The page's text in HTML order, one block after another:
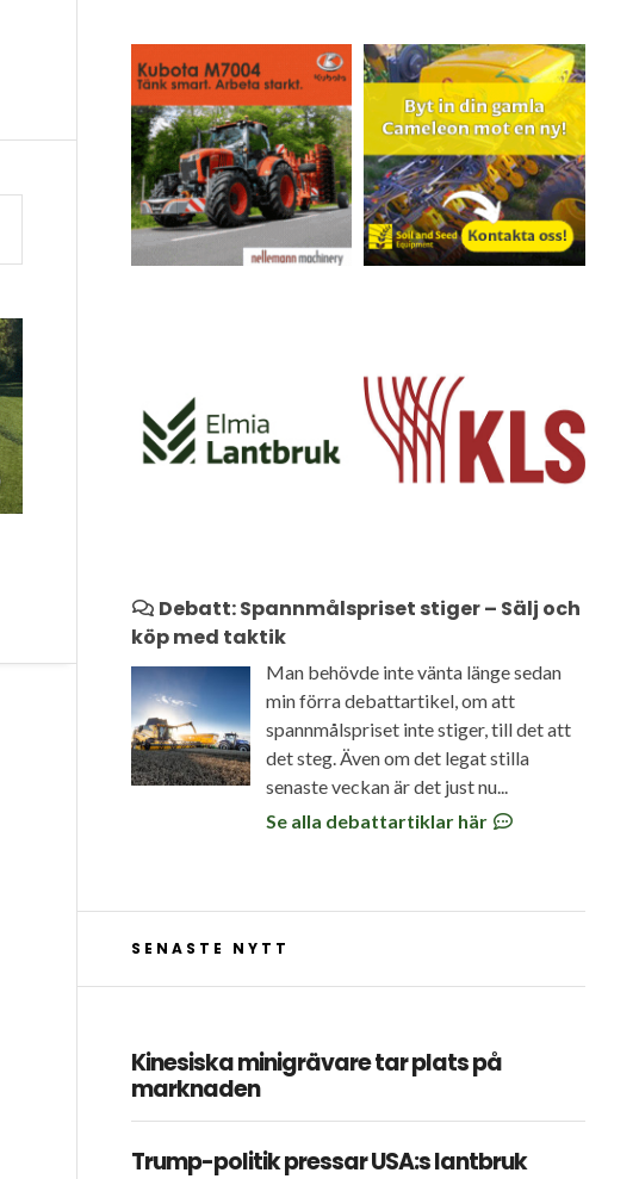
Debatt: Spannmålspriset stiger – Sälj och
köp med taktik
Man behövde inte vänta länge sedan
min förra debattartikel, om att
spannmålspriset inte stiger, till det att
det steg. Även om det legat stilla
senaste veckan är det just nu...
Se alla debattartiklar här
SENASTE NYTT
Kinesiska minigrävare tar plats på
marknaden
Trump-politik pressar USA:s lantbruk